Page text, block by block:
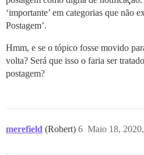
‘importante’ em categorias que não
Postagem’.
Hmm, e se o tópico fosse movido
volta? Será que isso o faria ser
postagem?
merefield (Robert) Maio 18,
6